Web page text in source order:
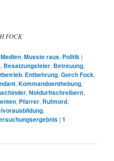
FOCK
Medien,Musste raus, Politik |
, Besatzungsfeier, Betreuung,
, Entbehrung,Gorch Fock,
,Kommandoenthebung,
,Notdurftschreibern,
, Pfarrer, Rufmord,
,
|1